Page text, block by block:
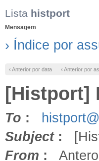
Lista histport
Mensagem
› Índice por
‹ Anterior por data ‹ Anterior por
[Histport]
To :
Subject:
From :